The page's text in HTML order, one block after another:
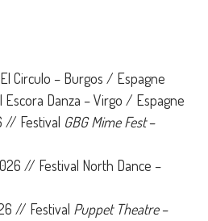
Circulo – Burgos / Espagne
Danza – Virgo / Espagne
// Festival GBG Mime Fest–
// Festival North Dance –
// Festival Puppet Theatre–